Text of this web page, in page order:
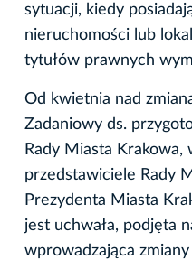
sytuacji, kiedy
nieruchomości lub
tytułów prawnych
Od kwietnia nad
Zadaniowy ds.
Rady Miasta Krakowa,
przedstawiciele Rady
Prezydenta Miasta
jest uchwała, podjęta
wprowadzająca